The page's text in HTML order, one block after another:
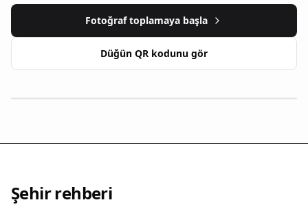
Fotoğraf toplamaya başla
Düğün QR kodunu gör
Şehir rehberi